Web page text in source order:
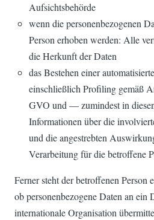
Aufsichtsbehörde
wenn die personenbezogenen
Person erhoben werden: Alle
die Herkunft der Daten
das Bestehen einer
einschließlich Profiling gemäß
GVO und — zumindest in
Informationen über die
und die angestrebten
Verarbeitung für die betroffene
Ferner steht der betroffenen Person
ob personenbezogene Daten an ein
internationale Organisation